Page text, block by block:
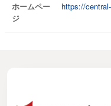
ホームペー
ジ
https://